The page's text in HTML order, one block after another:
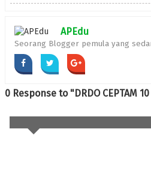
APEdu
Seorang Blogger pemula yang
0 Response to "DRDO CEPTAM